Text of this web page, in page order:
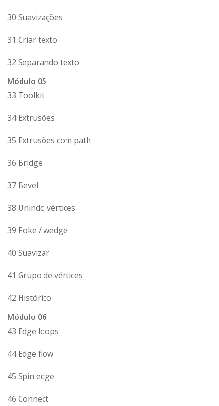
30 Suavizações
31 Criar texto
32 Separando texto
Módulo 05
33 Toolkit
34 Extrusões
35 Extrusões com path
36 Bridge
37 Bevel
38 Unindo vértices
39 Poke / wedge
40 Suavizar
41 Grupo de vértices
42 Histórico
Módulo 06
43 Edge loops
44 Edge flow
45 Spin edge
46 Connect